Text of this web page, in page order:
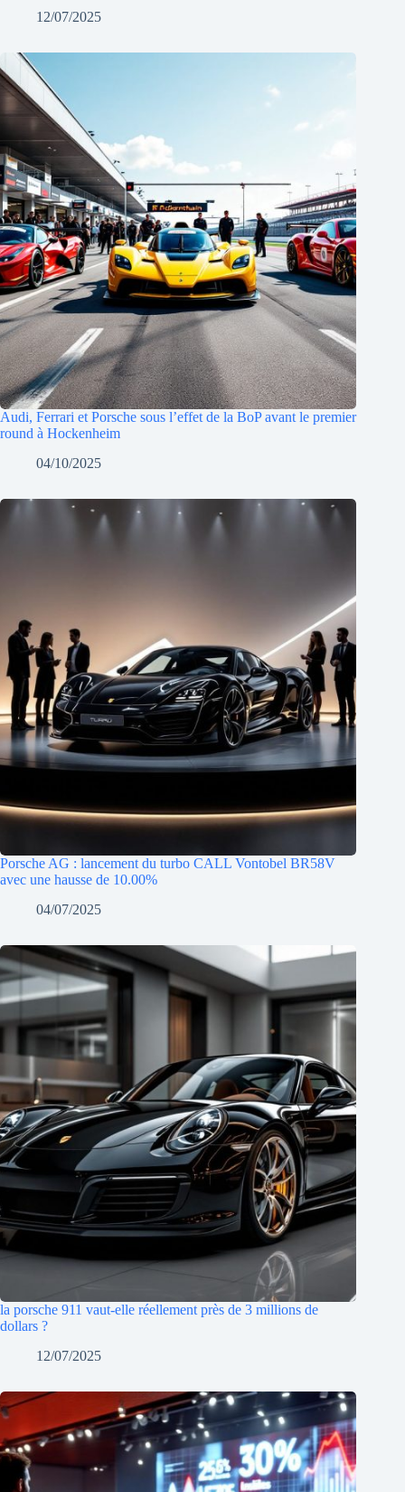
12/07/2025
Audi, Ferrari et Porsche sous l’effet de la BoP avant le premier
round à Hockenheim
04/10/2025
Porsche AG : lancement du turbo CALL Vontobel BR58V
avec une hausse de 10.00%
04/07/2025
la porsche 911 vaut-elle réellement près de 3 millions de
dollars ?
12/07/2025